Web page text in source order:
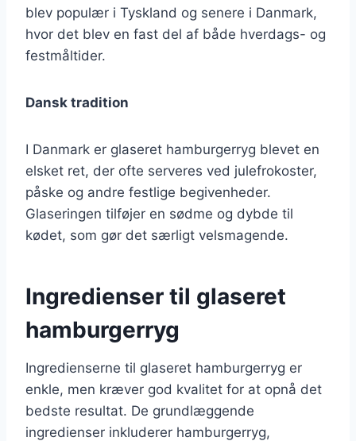
blev populær i Tyskland og senere i Danmark,
hvor det blev en fast del af både hverdags- og
festmåltider.
Dansk tradition
I Danmark er glaseret hamburgerryg blevet en
elsket ret, der ofte serveres ved julefrokoster,
påske og andre festlige begivenheder.
Glaseringen tilføjer en sødme og dybde til
kødet, som gør det særligt velsmagende.
Ingredienser til glaseret
hamburgerryg
Ingredienserne til glaseret hamburgerryg er
enkle, men kræver god kvalitet for at opnå det
bedste resultat. De grundlæggende
ingredienser inkluderer hamburgerryg,